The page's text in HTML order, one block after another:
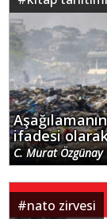
ifadesi
C. Murat Özgünay
#nato zirvesi